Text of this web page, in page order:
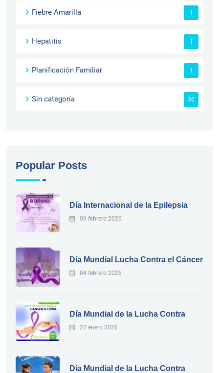
Fiebre Amarilla 1
Hepatitis 1
Planificación Familiar 1
Sin categoría 36
Popular Posts
Día Internacional de la Epilepsia
09 febrero 2026
Día Mundial Lucha Contra el Cáncer
04 febrero 2026
Día Mundial de la Lucha Contra
27 enero 2026
Día Mundial de la Lucha Contra